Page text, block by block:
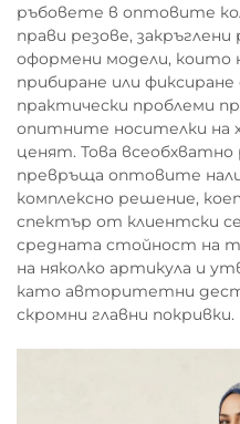
ръбовете в оптовите
прави резове,
оформени модели, които
прибиране или
практически проблеми
опитните носителки на
ценят. Това всеобхватно
превръща оптовите
комплексно решение,
спектър от клиентски
средната стойност на
на няколко артикула и
като авторитетни
скромни главни покривки.